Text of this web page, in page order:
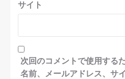
サイト
次回のコメントで使用する
名前、メールアドレス、サ